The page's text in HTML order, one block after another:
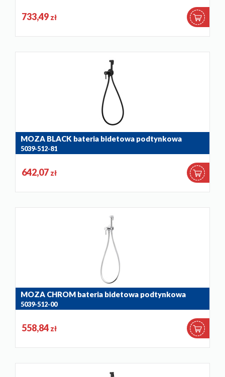
733,49 zł
MOZA BLACK bateria bidetowa podtynkowa
5039-512-81
642,07 zł
MOZA CHROM bateria bidetowa podtynkowa
5039-512-00
558,84 zł